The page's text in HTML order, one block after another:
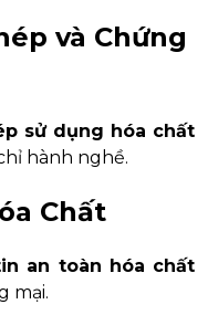
và Chứng
sử dụng hóa chất
hành nghề.
Chất
an toàn hóa chất
mại.